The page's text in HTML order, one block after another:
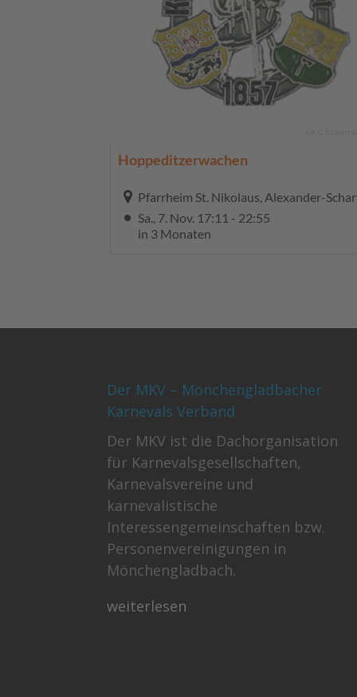
Der MKV – Mönchengladbacher
Karnevals Verband
Der MKV ist die Dachorganisation
für Karnevalsgesellschaften,
Karnevalsvereine und
karnevalistische
Interessengemeinschaften bzw.
Personenvereinigungen in
Mönchengladbach.
weiterlesen